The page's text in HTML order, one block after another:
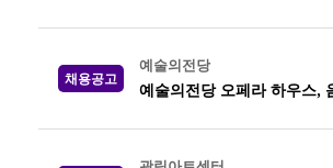
채용공고
예술의전당
예술의전당 오페라 하우스,